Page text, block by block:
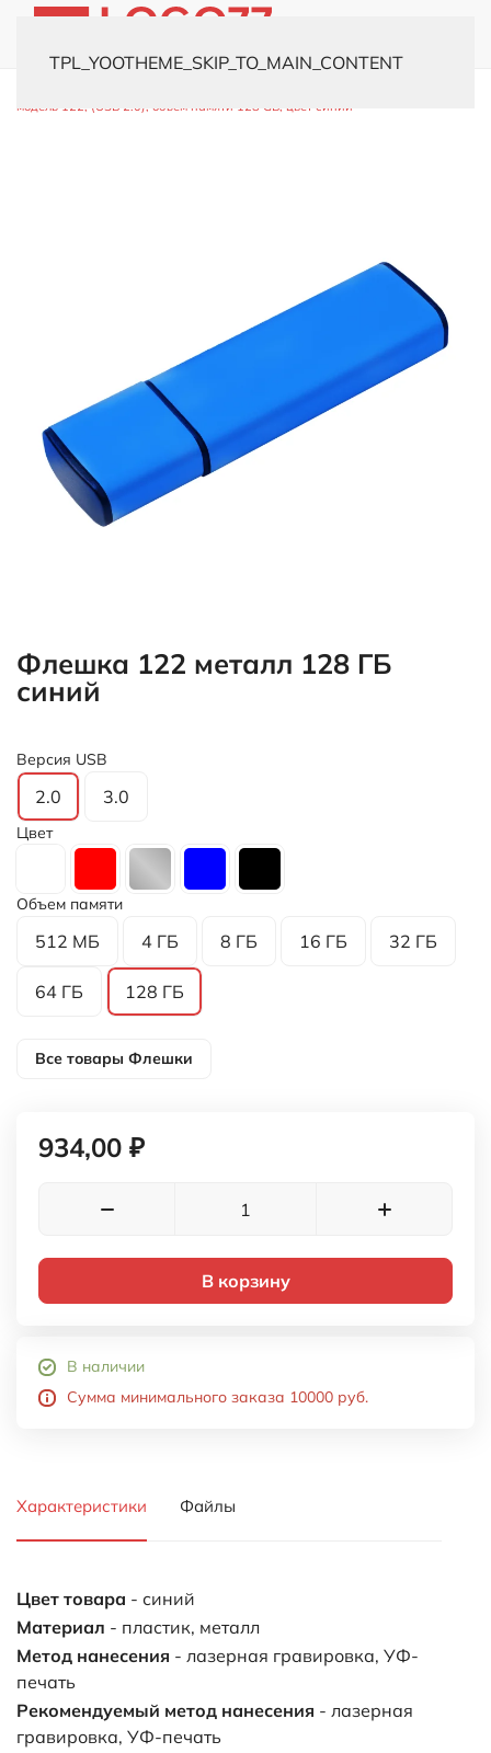
TPL_YOOTHEME_SKIP_TO_MAIN_CONTENT
модель 122, (USB 2.0), объем памяти 128 GB, цвет синий
Флешка 122 металл 128 ГБ
синий
Версия USB
2.0 3.0
Цвет
Объем памяти
512 МБ 4 ГБ 8 ГБ 16 ГБ 32 ГБ
64 ГБ 128 ГБ
Все товары Флешки
934,00 ₽
В корзину
В наличии
Сумма минимального заказа 10000 руб.
Характеристики Файлы
Цвет товара - синий
Материал - пластик, металл
Метод нанесения - лазерная гравировка, УФ-
печать
Рекомендуемый метод нанесения - лазерная
гравировка, УФ-печать